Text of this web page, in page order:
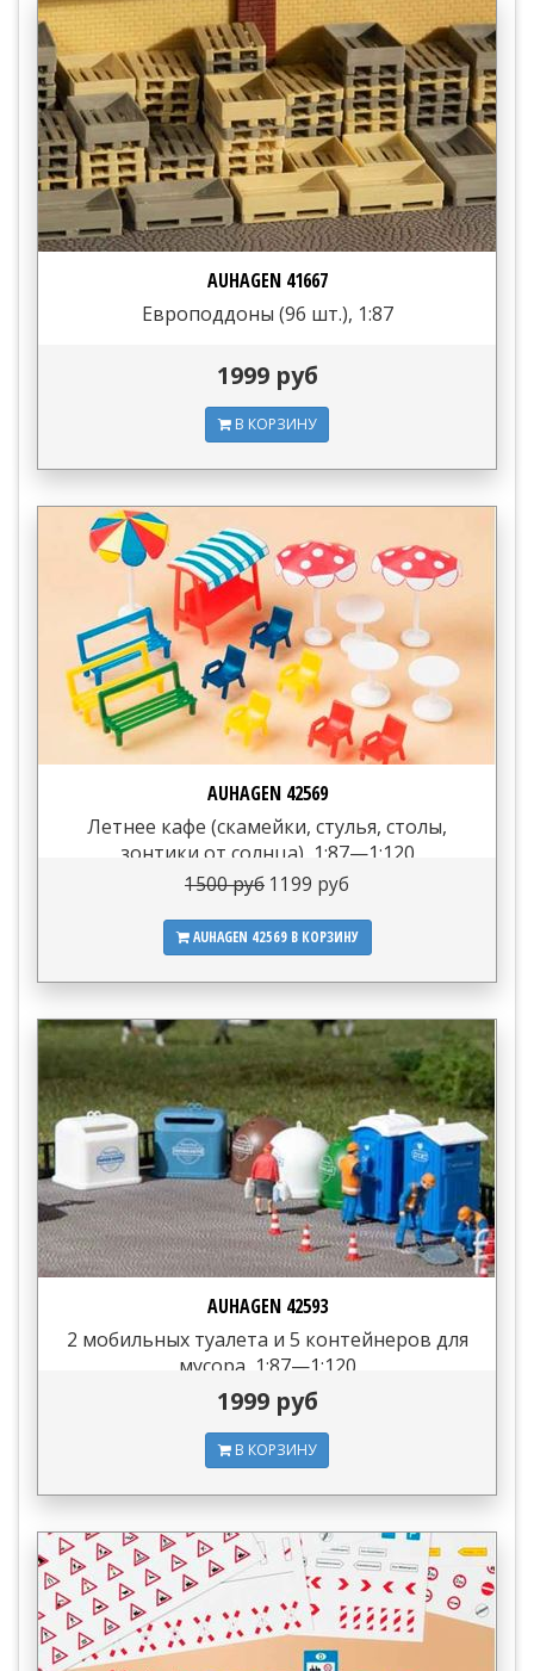
AUHAGEN 41667
Европоддоны (96 шт.), 1:87
1999 руб
В КОРЗИНУ
AUHAGEN 42569
Летнее кафе (скамейки, стулья, столы,
зонтики от солнца), 1:87—1:120
1500 руб 1199 руб
AUHAGEN 42569 В КОРЗИНУ
AUHAGEN 42593
2 мобильных туалета и 5 контейнеров для
мусора, 1:87—1:120
1999 руб
В КОРЗИНУ